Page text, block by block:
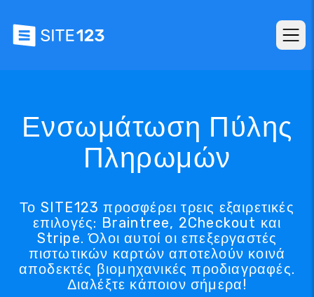
Ενσωμάτωση Πύλης
Πληρωμών
Το SITE123 προσφέρει τρεις εξαιρετικές
επιλογές: Braintree, 2Checkout και
Stripe. Όλοι αυτοί οι επεξεργαστές
πιστωτικών καρτών αποτελούν κοινά
αποδεκτές βιομηχανικές προδιαγραφές.
Διαλέξτε κάποιον σήμερα!